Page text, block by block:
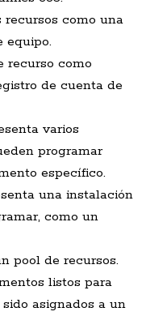
recursos como una
equipo.
recurso como
de cuenta de
varios
programar
específico.
una instalación
como un
pool de recursos.
listos para
asignados a un